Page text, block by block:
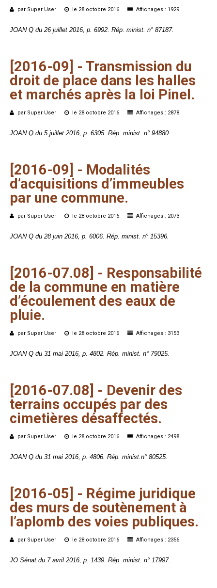
par Super User le 28 octobre 2016 Affichages : 1929
JOAN Q du 26 juillet 2016, p. 6992. Rép. minist. n° 87187.
[2016-09] - Transmission du
droit de place dans les halles
et marchés après la loi Pinel.
par Super User le 28 octobre 2016 Affichages : 2878
JOAN Q du 5 juillet 2016, p. 6305. Rép. minist. n° 94880.
[2016-09] - Modalités
d’acquisitions d’immeubles
par une commune.
par Super User le 28 octobre 2016 Affichages : 2073
JOAN Q du 28 juin 2016, p. 6006. Rép. minist. n° 15396.
[2016-07.08] - Responsabilité
de la commune en matière
d’écoulement des eaux de
pluie.
par Super User le 28 octobre 2016 Affichages : 3153
JOAN Q du 31 mai 2016, p. 4802. Rép. minist. n° 79025.
[2016-07.08] - Devenir des
terrains occupés par des
cimetières désaffectés.
par Super User le 28 octobre 2016 Affichages : 2498
JOAN Q du 31 mai 2016, p. 4806. Rép. minist.n° 80525.
[2016-05] - Régime juridique
des murs de soutènement à
l’aplomb des voies publiques.
par Super User le 28 octobre 2016 Affichages : 2356
JO Sénat du 7 avril 2016, p. 1439. Rép. minist. n° 17997.